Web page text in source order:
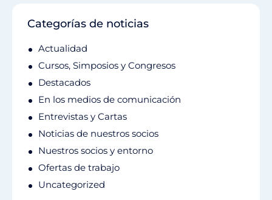
Categorías de noticias
Actualidad
Cursos, Simposios y Congresos
Destacados
En los medios de comunicación
Entrevistas y Cartas
Noticias de nuestros socios
Nuestros socios y entorno
Ofertas de trabajo
Uncategorized